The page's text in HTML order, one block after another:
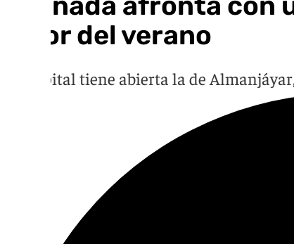
calor del verano
La capital tiene abierta la de